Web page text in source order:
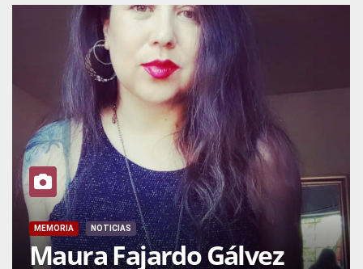
MEMORIA NOTICIAS
Maura Fajardo Gálvez